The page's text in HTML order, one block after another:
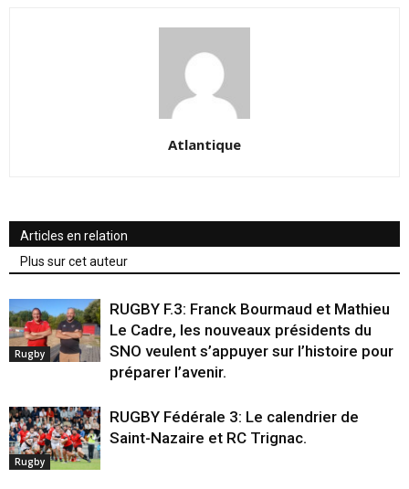
Atlantique
Articles en relation
Plus sur cet auteur
Rugby
RUGBY F.3: Franck Bourmaud et Mathieu
Le Cadre, les nouveaux présidents du
SNO veulent s’appuyer sur l’histoire pour
préparer l’avenir.
Rugby
RUGBY Fédérale 3: Le calendrier de
Saint-Nazaire et RC Trignac.